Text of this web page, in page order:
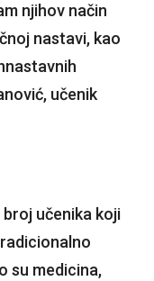
njihov način
nastavi, kao
učenik
učenika koji
su medicina,